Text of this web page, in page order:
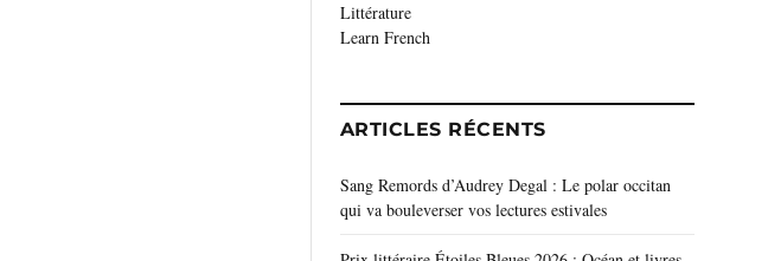
Littérature
Learn French
ARTICLES RÉCENTS
Sang Remords d’Audrey Degal : Le polar occitan
qui va bouleverser vos lectures estivales